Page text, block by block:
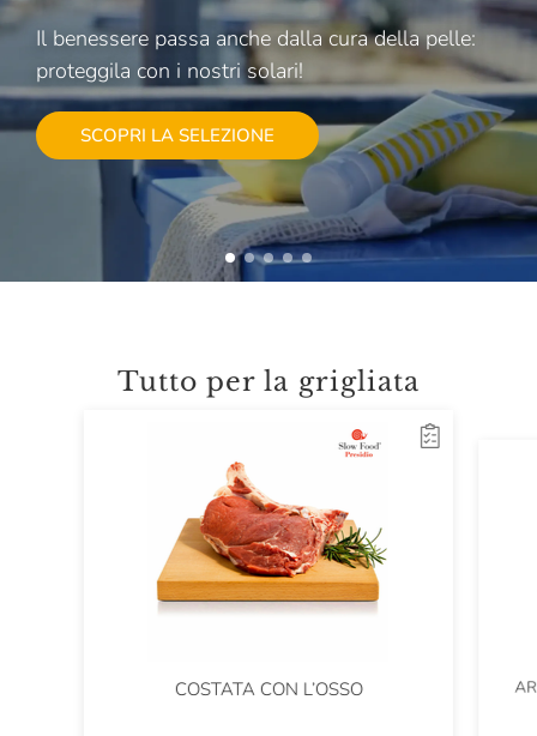
Il benessere passa anche dalla cura della pelle:
proteggila con i nostri solari!
SCOPRI LA SELEZIONE
Tutto per la grigliata
COSTATA CON L’OSSO